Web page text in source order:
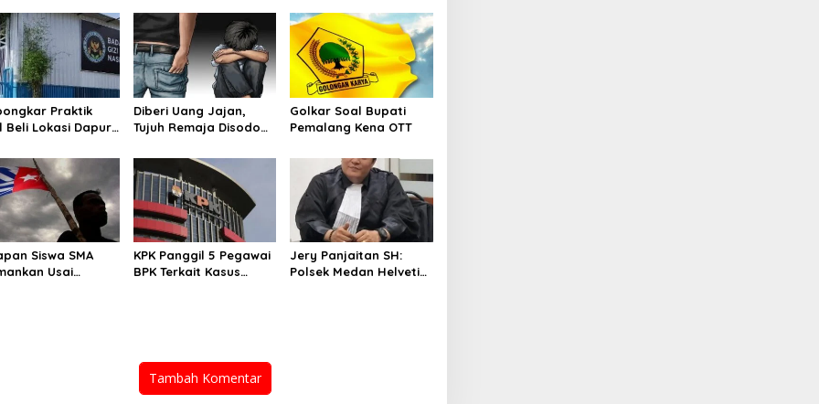
Praktik
Beli Lokasi Dapur
Diberi Uang Jajan,
Tujuh Remaja Disodomi
Golkar Soal Bupati
Pemalang Kena OTT
Siswa SMA
Usai
KPK Panggil 5 Pegawai
BPK Terkait Kasus
Jery Panjaitan SH:
Polsek Medan Helvetia
Tambah Komentar